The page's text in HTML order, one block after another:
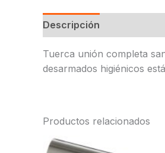
Descripción
Tuerca unión completa
desarmados higiénicos
Productos relacionados